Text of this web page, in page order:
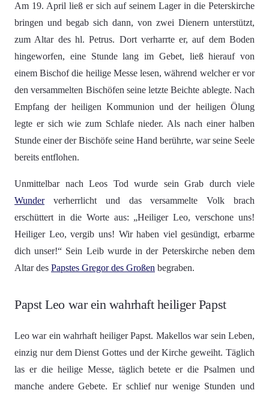
Am 19. April ließ er sich auf seinem Lager in die Peterskirche
bringen und begab sich dann, von zwei Dienern unterstützt,
zum Altar des hl. Petrus. Dort verharrte er, auf dem Boden
hingeworfen, eine Stunde lang im Gebet, ließ hierauf von
einem Bischof die heilige Messe lesen, während welcher er vor
den versammelten Bischöfen seine letzte Beichte ablegte. Nach
Empfang der heiligen Kommunion und der heiligen Ölung
legte er sich wie zum Schlafe nieder. Als nach einer halben
Stunde einer der Bischöfe seine Hand berührte, war seine Seele
bereits entflohen.
Unmittelbar nach Leos Tod wurde sein Grab durch viele
Wunderverherrlicht und das versammelte Volk brach
erschüttert in die Worte aus: „Heiliger Leo, verschone uns!
Heiliger Leo, vergib uns! Wir haben viel gesündigt, erbarme
dich unser!“ Sein Leib wurde in der Peterskirche neben dem
Altar des Papstes Gregor des Großen begraben.
Papst Leo war ein wahrhaft heiliger Papst
Leo war ein wahrhaft heiliger Papst. Makellos war sein Leben,
einzig nur dem Dienst Gottes und der Kirche geweiht. Täglich
las er die heilige Messe, täglich betete er die Psalmen und
manche andere Gebete. Er schlief nur wenige Stunden und